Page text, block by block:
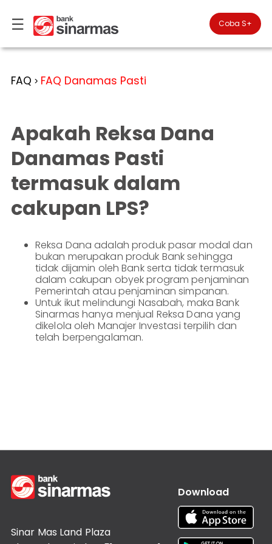
☰× 
#FinansialLebihBaik
Kategori
Bantuan
Deposito
Giro
Kartu
Kredit
Reksadana
Bancasurance
SimobiPlus
Promotion
Lainnya
in
Personal
Banking
Perbankan
Banking
Financial
Services
Customer
Information
Investor
Relations
Coba
SimobiPlus
ID
Coba S+
FAQ > FAQ Danamas Pasti
Apakah Reksa Dana
Danamas Pasti
termasuk dalam
cakupan LPS?
Reksa Dana adalah produk pasar modal dan
bukan merupakan produk Bank sehingga
tidak dijamin oleh Bank serta tidak termasuk
dalam cakupan obyek program penjaminan
Pemerintah atau penjaminan simpanan.
Untuk ikut melindungi Nasabah, maka Bank
Sinarmas hanya menjual Reksa Dana yang
dikelola oleh Manajer Investasi terpilih dan
telah berpengalaman.
Sinar Mas Land Plaza
Download